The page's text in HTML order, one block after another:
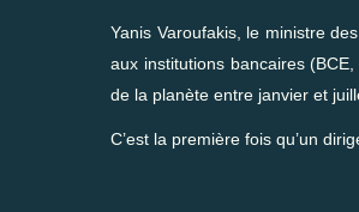
Yanis Varoufakis, le ministre
aux institutions bancaires
de la planète entre janvier et
C’est la première fois qu’un